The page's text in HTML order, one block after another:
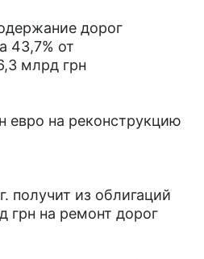
дорог
43,7% от
млрд грн
евро на реконструкцию
получит из облигаций
грн на ремонт дорог